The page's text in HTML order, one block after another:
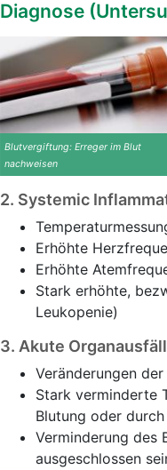
Diagnose
Blutvergiftung: Erreger im Blut
nachweisen
2. Systemic
Erhöhte
Erhöhte
Stark erhöhte,
Leukopenie)
3. Akute
Veränderungen
Stark verminderte
Blutung oder
Verminderung des
ausgeschlossen